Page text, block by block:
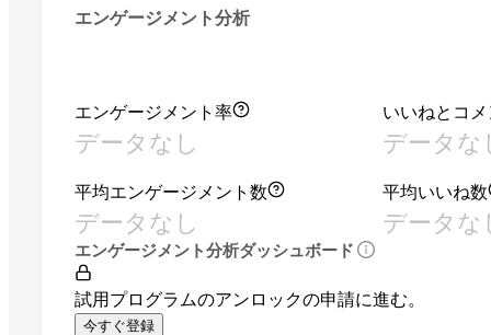
エンゲージメント分析
エンゲージメント率
データなし
いいねとコ
データな
平均エンゲージメント数
データなし
平均いいね数
データな
エンゲージメント分析ダッシュボード
試用プログラムのアンロックの申請に進む。
今すぐ登録